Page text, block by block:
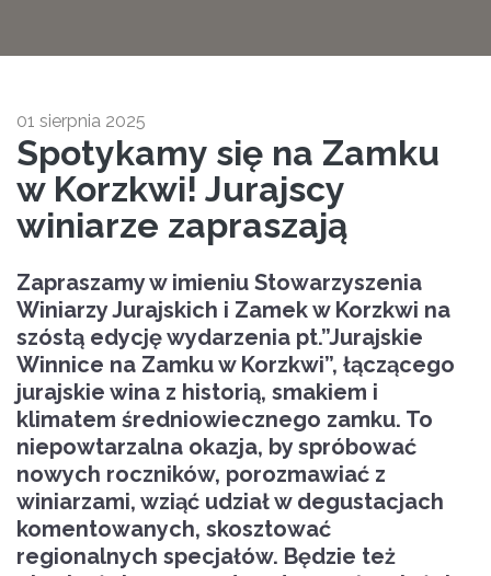
01 sierpnia 2025
Spotykamy się na Zamku
w Korzkwi! Jurajscy
winiarze zapraszają
Zapraszamy w imieniu Stowarzyszenia
Winiarzy Jurajskich i Zamek w Korzkwi na
szóstą edycję wydarzenia pt.”Jurajskie
Winnice na Zamku w Korzkwi”, łączącego
jurajskie wina z historią, smakiem i
klimatem średniowiecznego zamku. To
niepowtarzalna okazja, by spróbować
nowych roczników, porozmawiać z
winiarzami, wziąć udział w degustacjach
komentowanych, skosztować
regionalnych specjałów. Będzie też